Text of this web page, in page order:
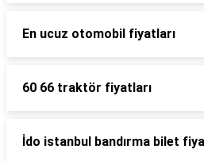
En ucuz otomobil fiyatları
60 66 traktör fiyatları
İdo istanbul bandırma bilet